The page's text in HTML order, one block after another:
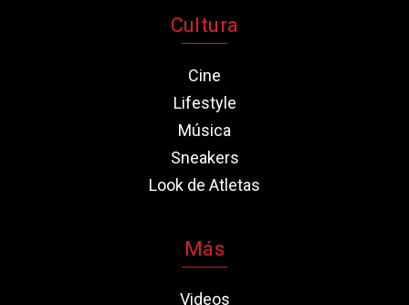
Cultura
Cine
Lifestyle
Música
Sneakers
Look de Atletas
Más
Videos